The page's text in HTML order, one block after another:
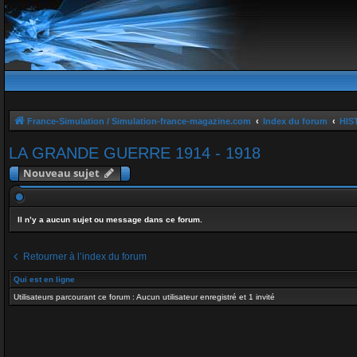
France-Simulation / Simulation-france-magazine.com Index du forum
LA GRANDE GUERRE 1914 - 1918
Nouveau sujet
Il n’y a aucun sujet ou message dans ce forum.
Retourner à l’index du forum
Qui est en ligne
Utilisateurs parcourant ce forum : Aucun utilisateur enregistré et 1 invité